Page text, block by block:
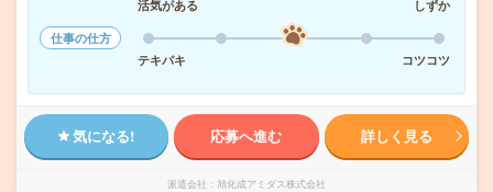
活気がある
しずか
仕事の仕方
テキパキ
コツコツ
気になる! 応募へ進む 詳しく見る
派遣会社 旭化成アミダス株式会社